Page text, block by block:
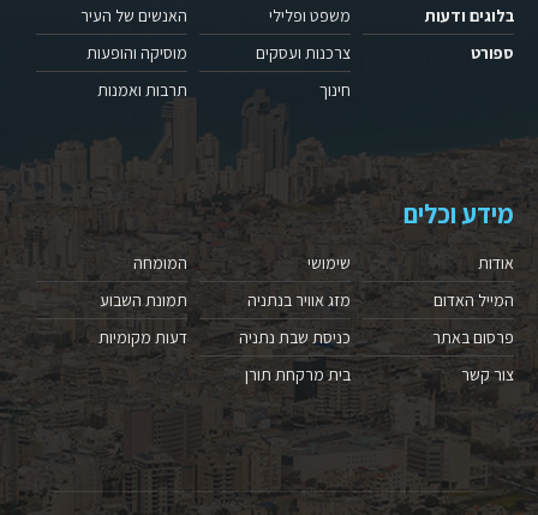
בלוגים ודעות
ספורט
משפט ופלילי
צרכנות ועסקים
חינוך
האנשים של העיר
מוסיקה והופעות
תרבות ואמנות
מידע וכלים
אודות
המייל האדום
פרסום באתר
צור קשר
שימושי
מזג אוויר בנתניה
כניסת שבת נתניה
בית מרקחת תורן
המומחה
תמונת השבוע
דעות מקומיות